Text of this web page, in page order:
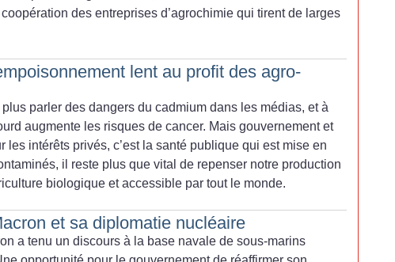
des entreprises d’agrochimie qui tirent de larges
lent au profit des agro-
parler des dangers du cadmium dans les médias, et à
augmente les risques de cancer. Mais gouvernement et
les intérêts privés, c’est la santé publique qui est mise en
il reste plus que vital de repenser notre production
biologique et accessible par tout le monde.
et sa diplomatie nucléaire
a tenu un discours à la base navale de sous-marins